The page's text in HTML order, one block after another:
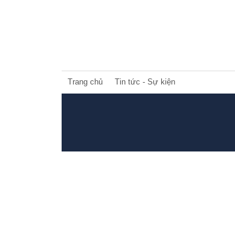
Trang chủ Tin tức - Sự kiện